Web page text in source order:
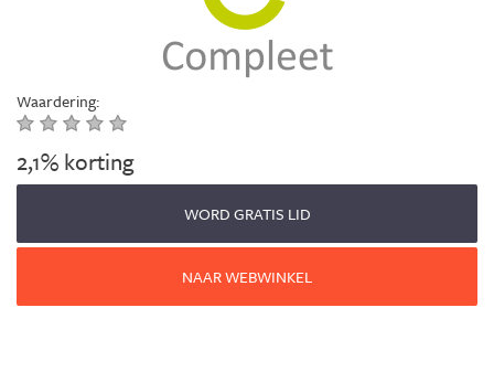
Waardering:
2,1% korting
WORD GRATIS LID
NAAR WEBWINKEL